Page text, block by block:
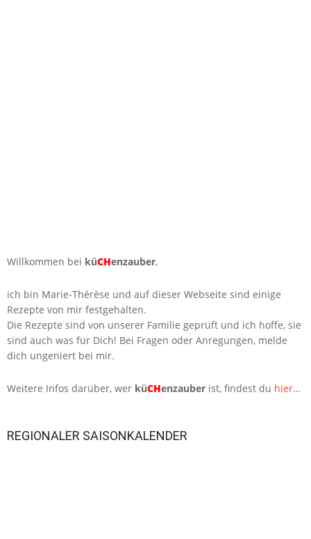
Willkommen bei küCHenzauber,
ich bin Marie-Thérèse und auf dieser Webseite sind einige
Rezepte von mir festgehalten.
Die Rezepte sind von unserer Familie geprüft und ich hoffe, sie
sind auch was für Dich! Bei Fragen oder Anregungen, melde
dich ungeniert bei mir.
Weitere Infos darüber, wer küCHenzauber ist, findest du hier…
REGIONALER SAISONKALENDER